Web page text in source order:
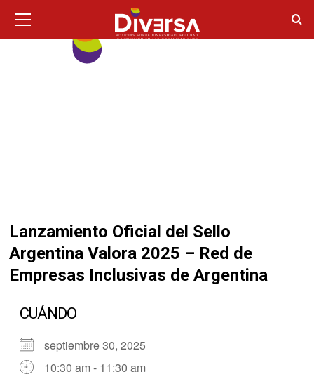
contenido
principal
Lanzamiento Oficial del Sello
Argentina Valora 2025 – Red de
Empresas Inclusivas de Argentina
CUÁNDO
septiembre 30, 2025
10:30 am - 11:30 am